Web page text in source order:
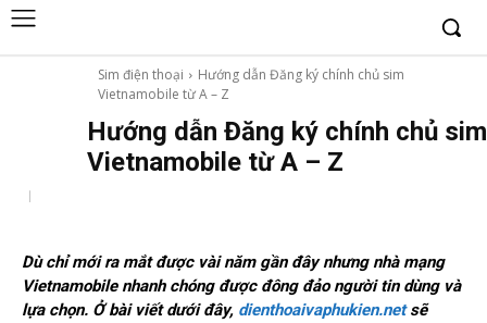
Sim điện thoại
Hướng dẫn Đăng ký chính chủ sim
Vietnamobile từ A – Z
Hướng dẫn Đăng ký chính chủ sim
Vietnamobile từ A – Z
Dù chỉ mới ra mắt được vài năm gần đây nhưng nhà mạng
Vietnamobile nhanh chóng được đông đảo người tin dùng và
lựa chọn. Ở bài viết dưới đây, dienthoaivaphukien.netsẽ